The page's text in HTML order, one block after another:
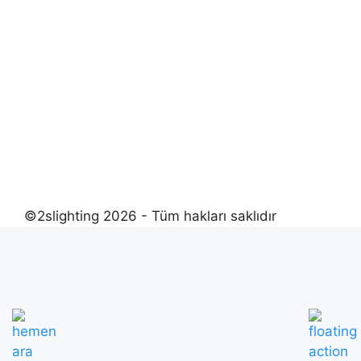
©2slighting 2026 - Tüm hakları saklıdır